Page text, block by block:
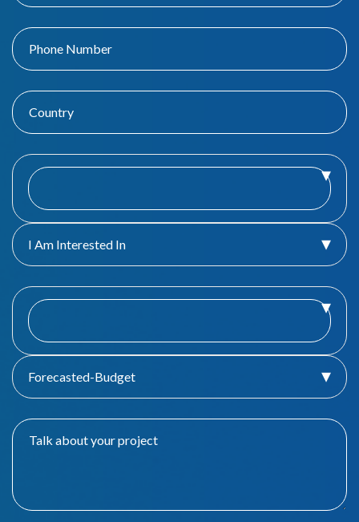
I Am Interested In
Forecasted-Budget